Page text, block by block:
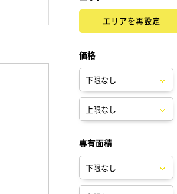
エリアを再設定
価格
専有面積